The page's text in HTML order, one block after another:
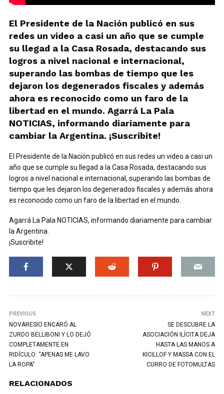
El Presidente de la Nación publicó en sus
redes un video a casi un año que se cumple
su llegad a la Casa Rosada, destacando sus
logros a nivel nacional e internacional,
superando las bombas de tiempo que les
dejaron los degenerados fiscales y además
ahora es reconocido como un faro de la
libertad en el mundo. Agarrá La Pala
NOTICIAS, informando diariamente para
cambiar la Argentina. ¡Suscribite!
El Presidente de la Nación publicó en sus redes un video a casi un
año que se cumple su llegad a la Casa Rosada, destacando sus
logros a nivel nacional e internacional, superando las bombas de
tiempo que les dejaron los degenerados fiscales y además ahora
es reconocido como un faro de la libertad en el mundo.
Agarrá La Pala NOTICIAS, informando diariamente para cambiar
la Argentina.
¡Suscribite!
PREVIOUS
NOVARESIO ENCARÓ AL
ZURDO BELLIBONI Y LO DEJÓ
COMPLETAMENTE EN
RIDÍCULO: “APENAS ME LAVO
LA ROPA”
NEXT
SE DESCUBRE LA
ASOCIACIÓN ILÍCITA DEJA
HASTA LAS MANOS A
KICILLOF Y MASSA CON EL
CURRO DE FOTOMULTAS
RELACIONADOS